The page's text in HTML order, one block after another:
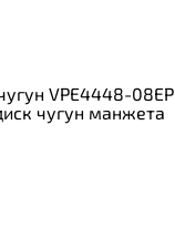
VPE4448-08EP
чугун манжета